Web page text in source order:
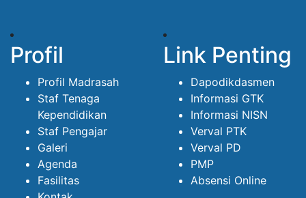
Profil
Profil Madrasah
Staf Tenaga
Kependidikan
Staf Pengajar
Galeri
Agenda
Fasilitas
Link Penting
Dapodikdasmen
Informasi GTK
Informasi NISN
Verval PTK
Verval PD
PMP
Absensi Online